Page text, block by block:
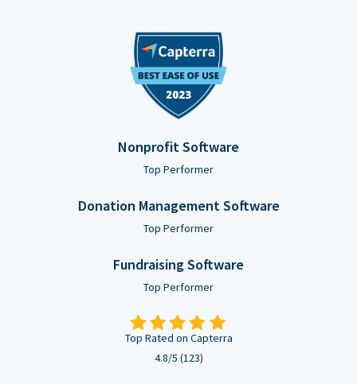
Nonprofit Software
Top Performer
Donation Management Software
Top Performer
Fundraising Software
Top Performer
Top Rated on Capterra
4.8/5 (123)